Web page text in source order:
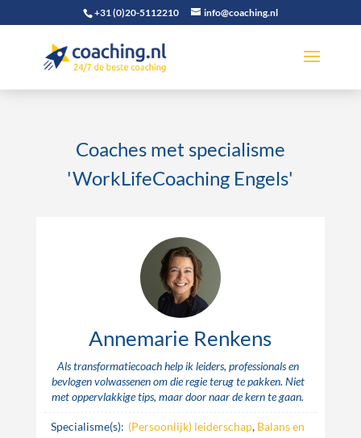
+31 (0)20-5112210 info@coaching.nl
Coaches met specialisme
'WorkLifeCoaching Engels'
Annemarie Renkens
Als transformatiecoach help ik leiders, professionals en
bevlogen volwassenen om die regie terug te pakken. Niet
met oppervlakkige tips, maar door naar de kern te gaan.
Specialisme(s): (Persoonlijk) leiderschap, Balans en